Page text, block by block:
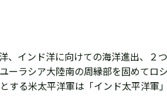
、インド洋に向けての海洋進出、２
ーラシア大陸南の周縁部を固めてロ
る米太平洋軍は「インド太平洋軍